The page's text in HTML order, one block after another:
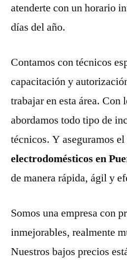
atenderte con un horario
días del año.
Contamos con técnicos
capacitación y
trabajar en esta área. Con
abordamos todo tipo de
técnicos. Y aseguramos el
electrodomésticos en
de manera rápida, ágil y
Somos una empresa con
inmejorables, realmente
Nuestros bajos precios